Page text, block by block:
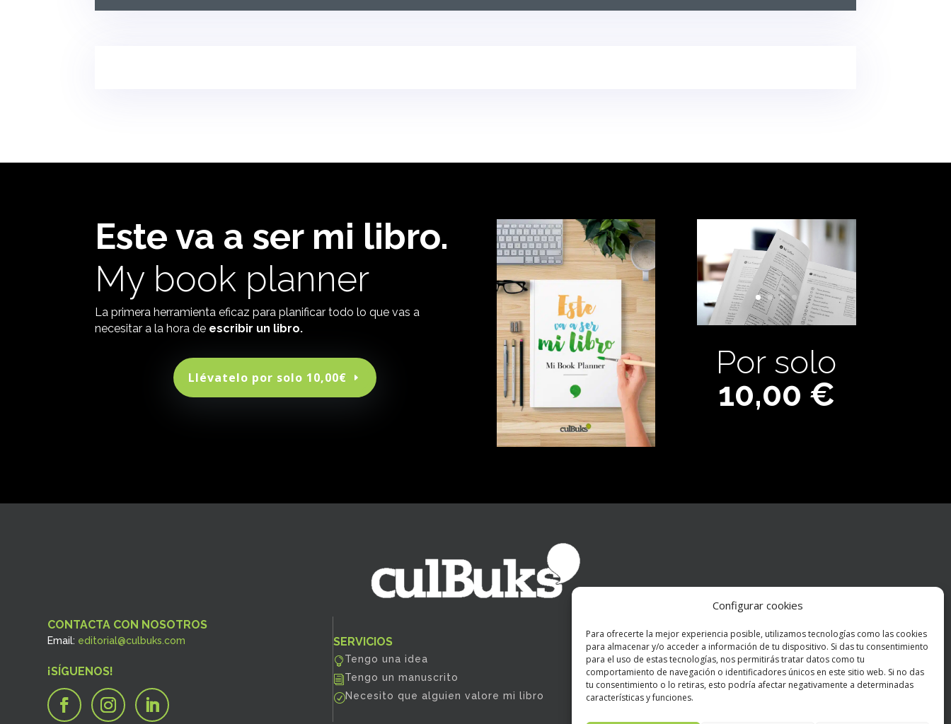
Configurar cookies
Para ofrecerte la mejor experiencia posible, utilizamos tecnologías como las cookies
para almacenar y/o acceder a información de tu dispositivo. Si das tu consentimiento
para el uso de estas tecnologías, nos permitirás tratar datos como tu
comportamiento de navegación o identificadores únicos en este sitio web. Si no das
tu consentimiento o lo retiras, esto podría afectar negativamente a determinadas
características y funciones.
Este va a ser mi libro.
My book planner
La primera herramienta eficaz para planificar todo lo que vas a
necesitar a la hora de escribir un libro.
Llévatelo por solo 10,00€
Por solo
10,00 €
CONTACTA CON NOSOTROS
Email: editorial@culbuks.com
¡SÍGUENOS!
SERVICIOS
Tengo una idea
iTengo un manuscrito
RNecesito que alguien valore mi libro
BOOKSTORE
ECondiciones Generales de Contratación
EPolítica de devoluciones
EPolítica de envíos